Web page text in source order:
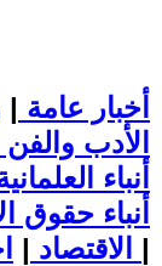
أخبار عامة |
الأدب والفن
أنباء
أنباء حقوق
الاقتصاد | |